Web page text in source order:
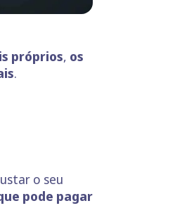
próprios, os
.
o seu
pode pagar